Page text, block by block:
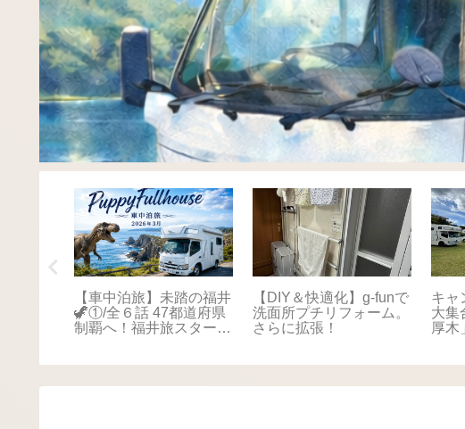
【車中泊旅】未踏の福井
🦖①/全６話 47都道府県
制覇へ！福井旅スタート
【DIY＆快適化】g-funで
洗面所プチリフォーム。
さらに拡張！
キャ
大集
厚木